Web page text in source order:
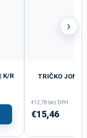
K/R TRIČKO JOMA
€12,78 bez DPH
€15,46
›